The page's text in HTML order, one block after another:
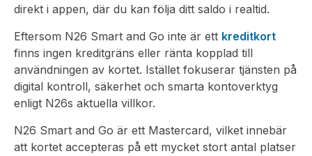
direkt i appen, där du kan följa ditt saldo i realtid.
Eftersom N26 Smart and Go inte är ett kreditkort
finns ingen kreditgräns eller ränta kopplad till
användningen av kortet. Istället fokuserar tjänsten på
digital kontroll, säkerhet och smarta kontoverktyg
enligt N26s aktuella villkor.
N26 Smart and Go är ett Mastercard, vilket innebär
att kortet accepteras på ett mycket stort antal platser